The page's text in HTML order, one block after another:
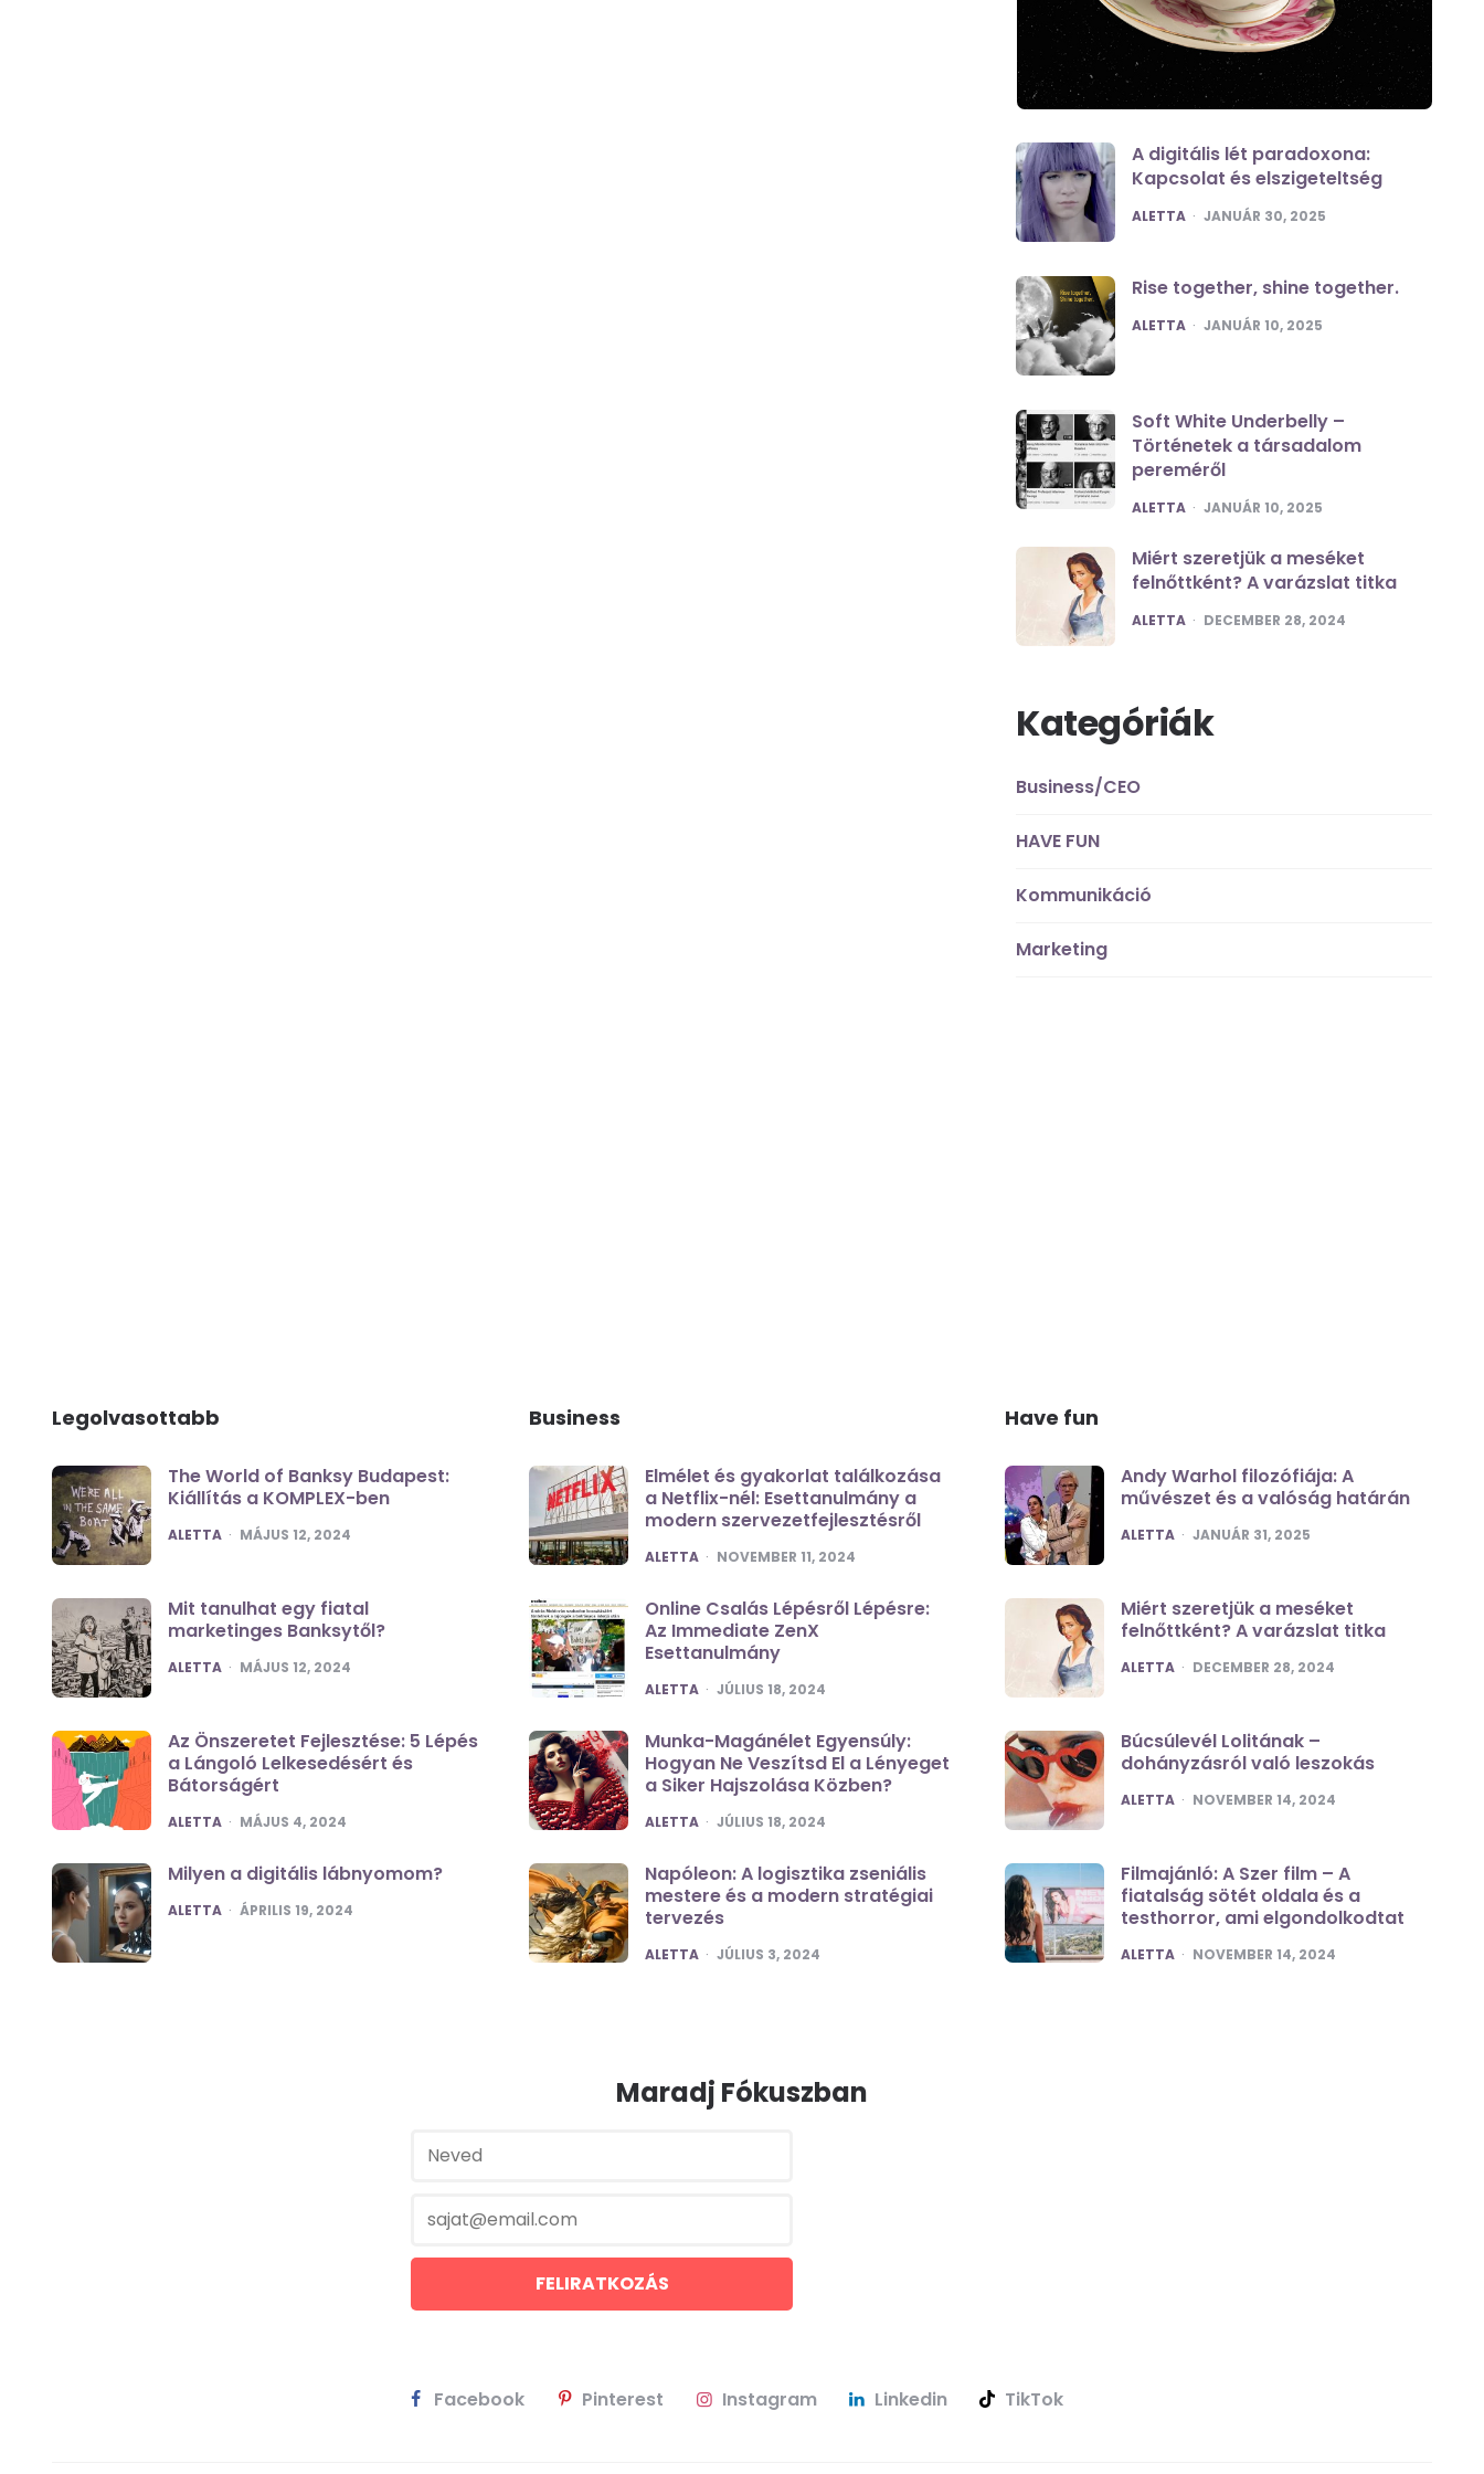
A digitális lét paradoxona:
Kapcsolat és elszigeteltség
POSTED
ALETTA JANUÁR 30, 2025
Rise together, shine together.
POSTED
ALETTA JANUÁR 10, 2025
Soft White Underbelly –
Történetek a társadalom
pereméről
POSTED
ALETTA JANUÁR 10, 2025
Miért szeretjük a meséket
felnőttként? A varázslat titka
POSTED
ALETTA DECEMBER 28, 2024
Kategóriák
Business/CEO
HAVE FUN
Kommunikáció
Marketing
Legolvasottabb
The World of Banksy Budapest:
Kiállítás a KOMPLEX-ben
POSTED
ALETTA MÁJUS 12, 2024
Mit tanulhat egy fiatal
marketinges Banksytől?
POSTED
ALETTA MÁJUS 12, 2024
Az Önszeretet Fejlesztése: 5 Lépés
a Lángoló Lelkesedésért és
Bátorságért
POSTED
ALETTA MÁJUS 4, 2024
Milyen a digitális lábnyomom?
POSTED
ALETTA ÁPRILIS 19, 2024
Business
Elmélet és gyakorlat találkozása
a Netflix-nél: Esettanulmány a
modern szervezetfejlesztésről
POSTED
ALETTA NOVEMBER 11, 2024
Online Csalás Lépésről Lépésre:
Az Immediate ZenX
Esettanulmány
POSTED
ALETTA JÚLIUS 18, 2024
Munka-Magánélet Egyensúly:
Hogyan Ne Veszítsd El a Lényeget
a Siker Hajszolása Közben?
POSTED
ALETTA JÚLIUS 18, 2024
Napóleon: A logisztika zseniális
mestere és a modern stratégiai
tervezés
POSTED
ALETTA JÚLIUS 3, 2024
Have fun
Andy Warhol filozófiája: A
művészet és a valóság határán
POSTED
ALETTA JANUÁR 31, 2025
Miért szeretjük a meséket
felnőttként? A varázslat titka
POSTED
ALETTA DECEMBER 28, 2024
Búcsúlevél Lolitának –
dohányzásról való leszokás
POSTED
ALETTA NOVEMBER 14, 2024
Filmajánló: A Szer film – A
fiatalság sötét oldala és a
testhorror, ami elgondolkodtat
POSTED
ALETTA NOVEMBER 14, 2024
Maradj Fókuszban
Facebook Pinterest Instagram Linkedin TikTok